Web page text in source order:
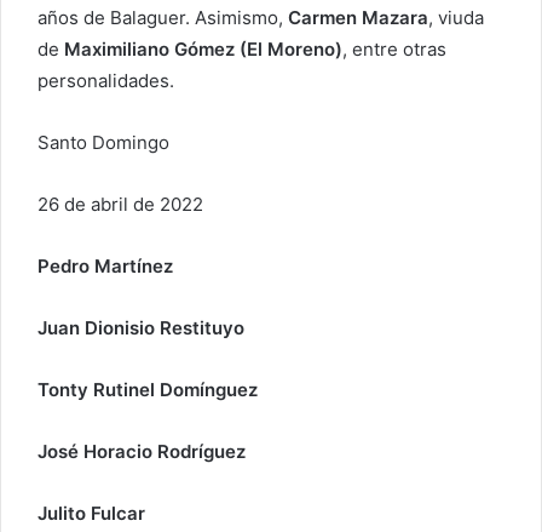
años de Balaguer. Asimismo, Carmen Mazara, viuda
de Maximiliano Gómez (El Moreno), entre otras
personalidades.
Santo Domingo
26 de abril de 2022
Pedro Martínez
Juan Dionisio Restituyo
Tonty Rutinel Domínguez
José Horacio Rodríguez
Julito Fulcar